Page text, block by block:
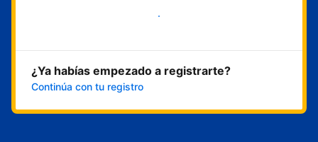
Empieza ahora
¿Ya habías empezado a registrarte?
Continúa con tu registro